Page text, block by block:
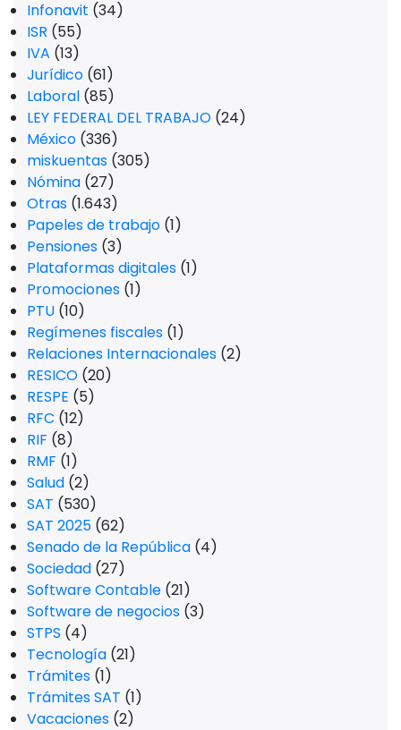
Infonavit (34)
ISR (55)
IVA (13)
Jurídico (61)
Laboral (85)
LEY FEDERAL DEL TRABAJO (24)
México (336)
miskuentas (305)
Nómina (27)
Otras (1.643)
Papeles de trabajo (1)
Pensiones (3)
Plataformas digitales (1)
Promociones (1)
PTU (10)
Regímenes fiscales (1)
Relaciones Internacionales (2)
RESICO (20)
RESPE (5)
RFC (12)
RIF (8)
RMF (1)
Salud (2)
SAT (530)
SAT 2025 (62)
Senado de la República (4)
Sociedad (27)
Software Contable (21)
Software de negocios (3)
STPS (4)
Tecnología (21)
Trámites (1)
Trámites SAT (1)
Vacaciones (2)